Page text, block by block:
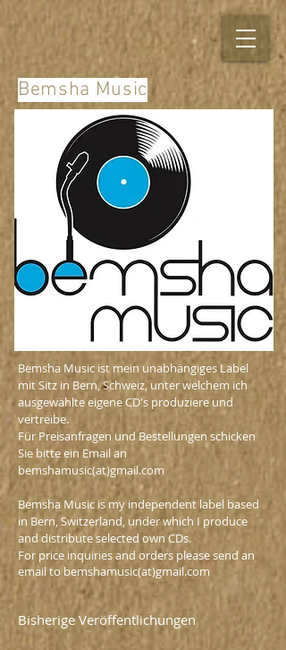
Bemsha Music
Bemsha Music ist mein unabhängiges Label
mit Sitz in Bern, Schweiz, unter welchem ich
ausgewählte eigene CD's produziere und
vertreibe.
Für Preisanfragen und Bestellungen schicken
Sie bitte ein Email an
bemshamusic(at)gmail.com
Bemsha Music is my independent label based
in Bern, Switzerland, under which I produce
and distribute selected own CDs.
For price inquiries and orders please send an
email to bemshamusic(at)gmail.com
Bisherige Veröffentlichungen